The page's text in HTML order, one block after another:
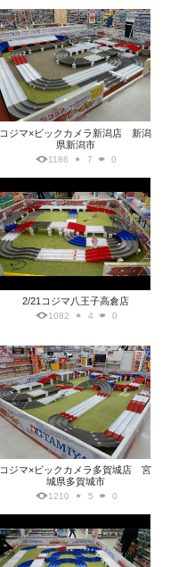
コジマ×ビックカメラ新潟店 新潟
県新潟市
1186 7 0
2/21コジマ八王子高倉店
1082 4 0
コジマ×ビックカメラ多賀城店 宮
城県多賀城市
1210 5 0